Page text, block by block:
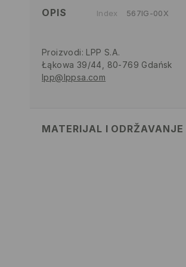
OPIS Index 567IG-00X
Proizvodi: LPP S.A.
Łąkowa 39/44, 80-769 Gdańsk
lpp@lppsa.com
MATERIJAL I ODRŽAVANJE